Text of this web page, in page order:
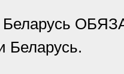
Беларусь
Беларусь.